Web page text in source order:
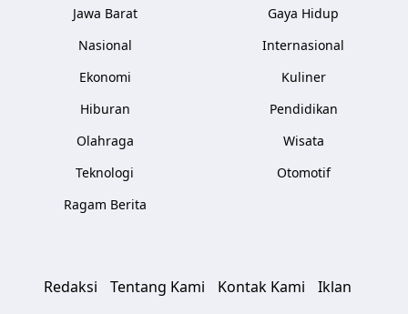
Jawa Barat
Nasional
Ekonomi
Hiburan
Olahraga
Teknologi
Ragam Berita
Gaya Hidup
Internasional
Kuliner
Pendidikan
Wisata
Otomotif
Redaksi Tentang Kami Kontak Kami
Iklan